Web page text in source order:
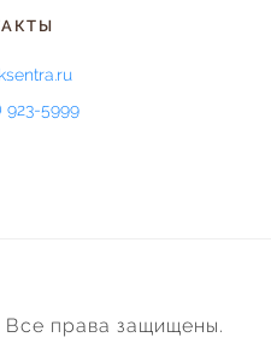
923-5999
права защищены.